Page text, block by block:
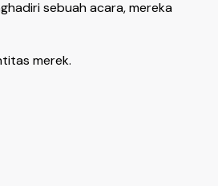
sebuah acara, mereka
merek.